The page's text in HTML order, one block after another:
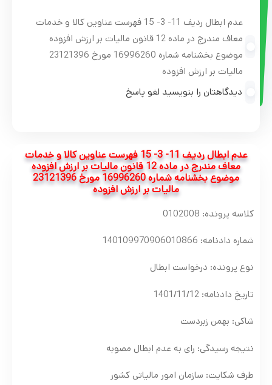
عدم ابطال ردیف 11- 3- 15 فهرست عناوین کالا و خدمات
معاف مندرج در ماده 12 قانون مالیات بر ارزش افزوده
موضوع بخشنامه شماره 16996260 مورخ 23121396
مالیات بر ارزش افزوده
دیدگاهتان را بنویسید لغو پاسخ
عدم ابطال ردیف 11- 3- 15 فهرست عناوین کالا و خدمات
معاف مندرج در ماده 12 قانون مالیات بر ارزش افزوده
موضوع بخشنامه شماره 16996260 مورخ 23121396
مالیات بر ارزش افزوده
کلاسه پرونده: 0102008
شماره دادنامه: 140109970906010866
نوع پرونده: درخواست ابطال
تاریخ دادنامه: 1401/11/12
شاکی: بهمن زبردست
نتیجه رسیدگی: رای به عدم ابطال مصوبه
طرف شکایت: سازمان امور مالیاتی کشور